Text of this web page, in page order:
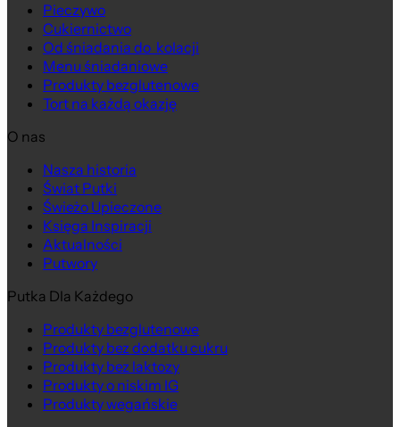
Pieczywo
Cukiernictwo
Od śniadania do kolacji
Menu śniadaniowe
Produkty bezglutenowe
Tort na każdą okazję
O nas
Nasza historia
Świat Putki
Świeżo Upieczone
Księga Inspiracji
Aktualności
Putwory
Putka Dla Każdego
Produkty bezglutenowe
Produkty bez dodatku cukru
Produkty bez laktozy
Produkty o niskim IG
Produkty wegańskie